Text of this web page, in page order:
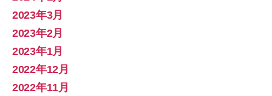
2023年3月
2023年2月
2023年1月
2022年12月
2022年11月